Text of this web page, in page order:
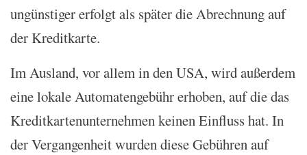
ungünstiger erfolgt als später die Abrechnung auf
der Kreditkarte.
Im Ausland, vor allem in den USA, wird außerdem
eine lokale Automatengebühr erhoben, auf die das
Kreditkartenunternehmen keinen Einfluss hat. In
der Vergangenheit wurden diese Gebühren auf